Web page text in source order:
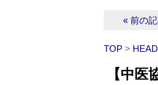
« 前の
TOP >
【中